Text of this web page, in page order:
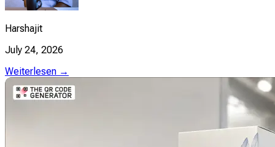
Harshajit
July 24, 2026
Weiterlesen →